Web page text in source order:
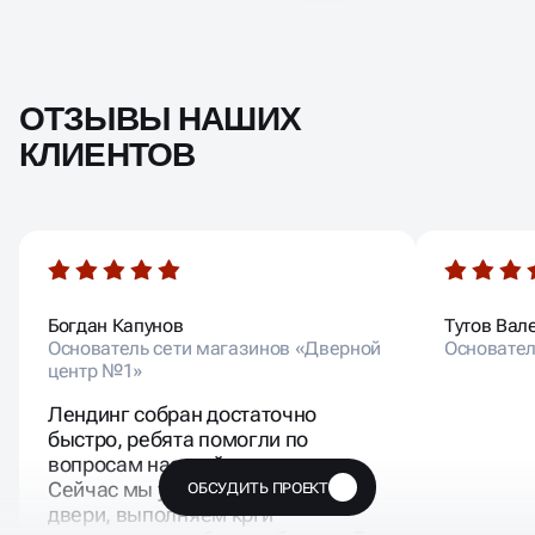
ОТЗЫВЫ НАШИХ
КЛИЕНТОВ
Богдан Капунов
Основатель сети магазинов «Дверной
центр №1»
Лендинг собран достаточно
быстро, ребята помогли по
вопросам настройки рекламы.
Сейчас мы успешно продаем
двери, выполняем kpi и
Тутов
ОБСУДИТЬ ПРОЕКТ